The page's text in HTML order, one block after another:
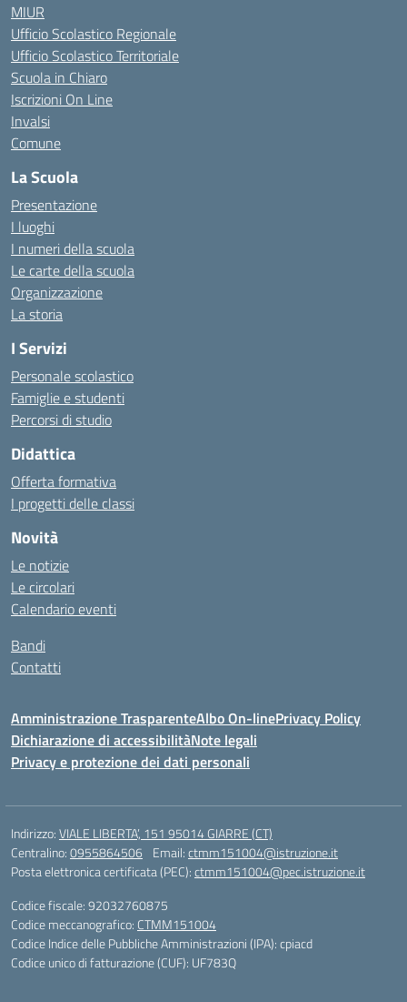
MIUR
Ufficio Scolastico Regionale
Ufficio Scolastico Territoriale
Scuola in Chiaro
Iscrizioni On Line
Invalsi
Comune
La Scuola
Presentazione
I luoghi
I numeri della scuola
Le carte della scuola
Organizzazione
La storia
I Servizi
Personale scolastico
Famiglie e studenti
Percorsi di studio
Didattica
Offerta formativa
I progetti delle classi
Novità
Le notizie
Le circolari
Calendario eventi
Bandi
Contatti
Amministrazione TrasparenteAlbo On-linePrivacy Policy
Dichiarazione di accessibilitàNote legali
Privacy e protezione dei dati personali
Indirizzo:VIALE LIBERTA’, 151 95014 GIARRE (CT)
Centralino:0955864506 Email:ctmm151004@istruzione.it
Posta elettronica certificata (PEC):ctmm151004@pec.istruzione.it
Codice fiscale: 92032760875
Codice meccanografico: CTMM151004
Codice Indice delle Pubbliche Amministrazioni (IPA): cpiacd
Codice unico di fatturazione (CUF): UF783Q